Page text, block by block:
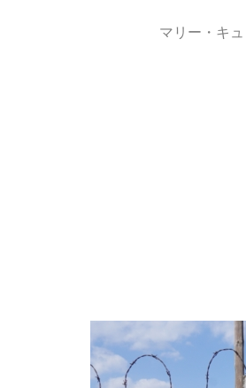
マリー・キ